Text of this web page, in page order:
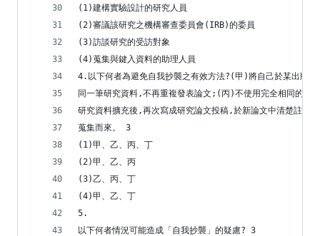
(1)建構實驗設計的研究人員
(2)審議該研究之機構審查委員會(IRB)的委員
(3)訪談研究的受訪對象
(4)蒐集與鍵入資料的助理人員
4.以下何者為避免自我抄襲之有效方法?(甲)將自己於某出版
同一筆研究資料,不再重複發表論文;(丙)不使用完全相同的邏
研究資料擴充後,再次寫成研究論文投稿,於新論文中清楚註明
蒐集而來。 3
(1)甲、乙、丙、丁
(2)甲、乙、丙
(3)乙、丙、丁
(4)甲、乙、丁
5.
以下何者情況可能造成「自我抄襲」的疑慮? 3